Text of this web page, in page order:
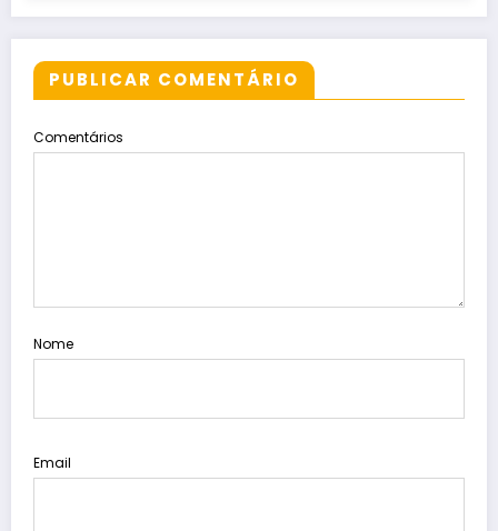
PUBLICAR COMENTÁRIO
Comentários
Nome
Email